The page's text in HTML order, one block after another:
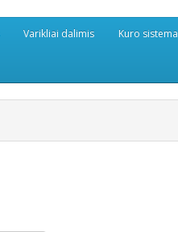
Varikliai dalimis Kuro sistema